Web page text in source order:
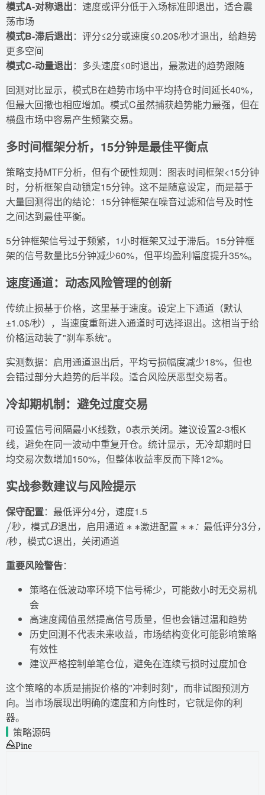
模式A-对称退出：速度或评分低于入场标准即退出，适合震
荡市场
模式B-滞后退出：评分≤2分或速度≤0.20$/秒才退出，给趋势
更多空间
模式C-动量退出：多头速度≤0时退出，最激进的趋势跟随
回测对比显示，模式B在趋势市场中平均持仓时间延长40%，
但最大回撤也相应增加。模式C虽然捕获趋势能力最强，但在
横盘市场中容易产生频繁交易。
多时间框架分析，15分钟是最佳平衡点
策略支持MTF分析，但有个硬性规则：图表时间框架<15分钟
时，分析框架自动锁定15分钟。这不是随意设定，而是基于
大量回测得出的结论：15分钟框架在噪音过滤和信号及时性
之间达到最佳平衡。
5分钟框架信号过于频繁，1小时框架又过于滞后。15分钟框
架的信号数量比5分钟减少60%，但平均盈利幅度提升35%。
速度通道：动态风险管理的创新
传统止损基于价格，这里基于速度。设定上下通道（默认
±1.0$/秒），当速度重新进入通道时可选择退出。这相当于给
价格运动装了"刹车系统"。
实测数据：启用通道退出后，平均亏损幅度减少18%，但也
会错过部分大趋势的后半段。适合风险厌恶型交易者。
冷却期机制：避免过度交易
可设置信号间隔最小K线数，0表示关闭。建议设置2-3根K
线，避免在同一波动中重复开仓。统计显示，无冷却期时日
均交易次数增加150%，但整体收益率反而下降12%。
实战参数建议与风险提示
保守配置：最低评分4分，速度1.5
秒 ， 模式 退出 ， 启用通道 激进配置 ：最低评分 分
秒， 模式 退出， 启用通道 激进配置 ：最低评分 分
秒， 模式 退出， 启用通道 激进配置 ：最低评分 分
/秒， 模式B退出， 启用通道∗∗激进配置∗∗：最低评分3分，速
/秒，模式C退出，关闭通道
重要风险警告：
策略在低波动率环境下信号稀少，可能数小时无交易机
会
高速度阈值虽然提高信号质量，但也会错过温和趋势
历史回测不代表未来收益，市场结构变化可能影响策略
有效性
建议严格控制单笔仓位，避免在连续亏损时过度加仓
这个策略的本质是捕捉价格的"冲刺时刻"，而非试图预测方
向。当市场展现出明确的速度和方向性时，它就是你的利
器。
策略源码
Pine